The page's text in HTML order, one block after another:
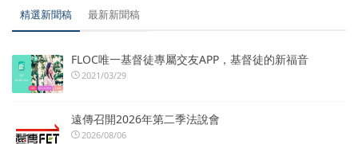
精選新聞稿 最新新聞稿
FLOC唯一基督徒專屬交友APP，基督徒的新福音
2021/03/29
遠傳召開2026年第二季法說會
2026/08/06